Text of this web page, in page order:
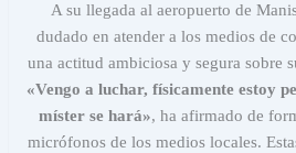
A su llegada al aeropuerto de
dudado en atender a los medios de
una actitud ambiciosa y segura sobre
«Vengo a luchar, físicamente estoy
míster se hará», ha afirmado de
micrófonos de los medios locales.